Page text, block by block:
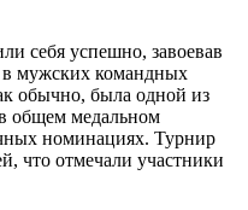
себя успешно, завоевав
в мужских командных
обычно, была одной из
общем медальном
номинациях. Турнир
что отмечали участники